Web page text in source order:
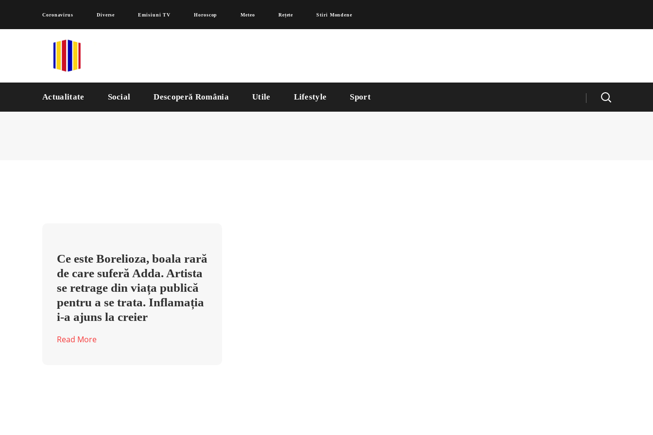
Coronavirus Diverse Emisiuni TV Horoscop Meteo Rețete Stiri Mondene
Actualitate Social Descoperă România Utile Lifestyle Sport
Ce este Borelioza, boala rară
de care suferă Adda. Artista
se retrage din viața publică
pentru a se trata. Inflamația
i-a ajuns la creier
Read More